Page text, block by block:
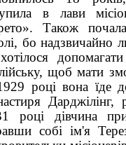
в лави
Також
бо надзвичайно
щоб мати
році вона їде
році дівчина
собі ім'я